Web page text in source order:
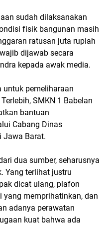
sudah dilaksanakan
fisik bangunan masih
ratusan juta rupiah
dijawab secara
kepada awak media.
untuk pemeliharaan
SMKN 1 Babelan
bantuan
Cabang Dinas
Jawa Barat.
dua sumber, seharusnya
Yang terlihat justru
dicat ulang, plafon
memprihatinkan, dan
adanya perawatan
kuat bahwa ada